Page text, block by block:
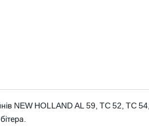
NEW HOLLAND AL 59, TC 52, TC